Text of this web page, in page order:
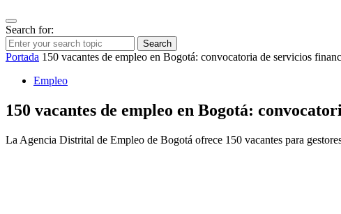
Search for:
Search
Portada 150 vacantes de empleo en Bogotá: convocatoria de servicios
Empleo
150 vacantes de empleo en Bogotá:
La Agencia Distrital de Empleo de Bogotá ofrece 150 vacantes para